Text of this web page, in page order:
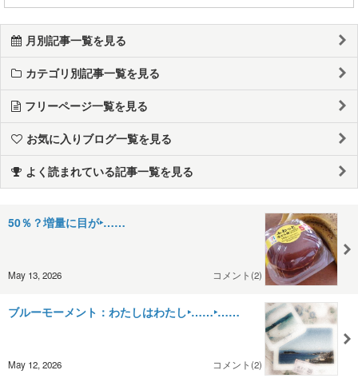
月別記事一覧を見る
カテゴリ別記事一覧を見る
フリーページ一覧を見る
お気に入りブログ一覧を見る
よく読まれている記事一覧を見る
50％？増量に目が‣……
May 13, 2026 コメント(2)
ブルーモーメント：わたしはわたし‣……‣……
May 12, 2026 コメント(2)